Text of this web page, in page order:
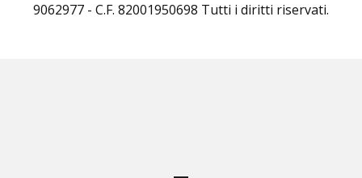
9062977 - C.F. 82001950698 Tutti i diritti riservati.